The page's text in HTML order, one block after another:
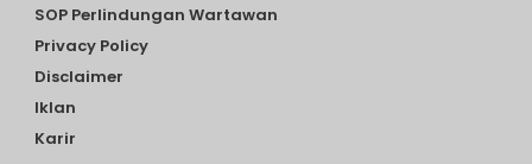
SOP Perlindungan Wartawan
Privacy Policy
Disclaimer
Iklan
Karir